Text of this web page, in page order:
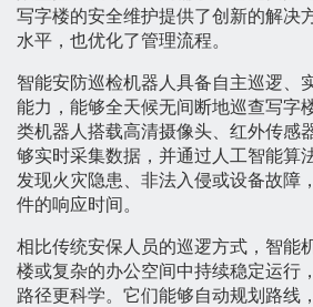
写字楼的安全维护提供了创新的解决
水平，也优化了管理流程。
智能安防巡检机器人具备自主巡逻、
能力，能够全天候无间断地巡查写字
类机器人搭载高清摄像头、红外传感
够实时采集数据，并通过人工智能算
发现火灾隐患、非法入侵或设备故障
件的响应时间。
相比传统安保人员的巡逻方式，智能
楼或复杂的办公空间中持续稳定运行
路径更科学。它们能够自动规划路线